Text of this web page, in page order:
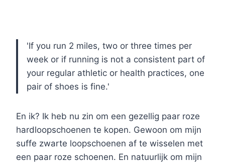
'If you run 2 miles, two or three times per
week or if running is not a consistent part of
your regular athletic or health practices, one
pair of shoes is fine.'
En ik? Ik heb nu zin om een gezellig paar roze
hardloopschoenen te kopen. Gewoon om mijn
suffe zwarte loopschoenen af te wisselen met
een paar roze schoenen. En natuurlijk om mijn